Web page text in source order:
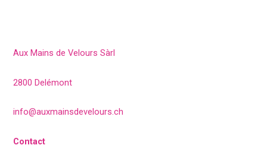
Aux Mains de Velours Sàrl
2800 Delémont
info@auxmainsdevelours.ch
Contact